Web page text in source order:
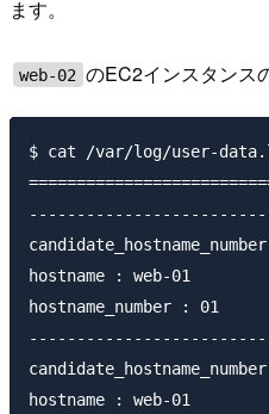
ます。
web-02 のEC2インスタンス
$ cat /var/log/user-
hostname : web-01
hostname_number : 01
hostname : web-01